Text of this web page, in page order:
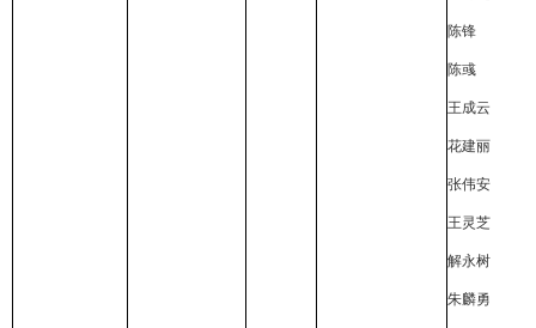
陈锋
陈彧
王成云
花建丽
张伟安
王灵芝
解永树
朱麟勇